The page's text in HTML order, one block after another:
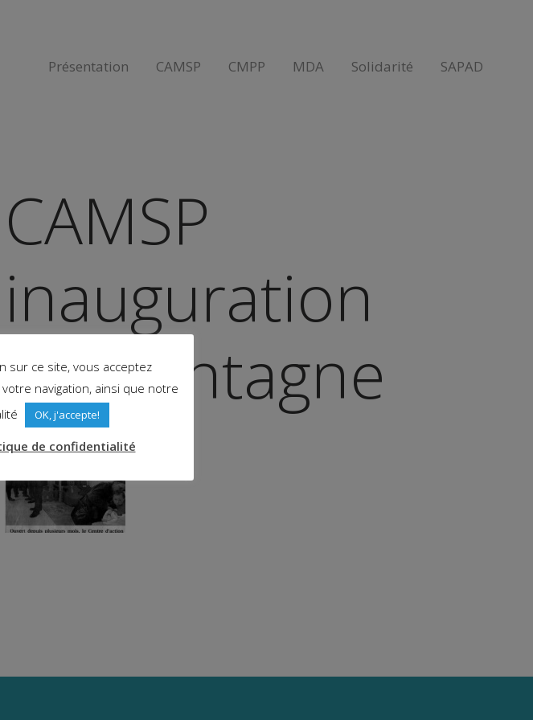
Présentation CAMSP CMPP MDA Solidarité SAPAD
CAMSP
inauguration
La Montagne
sur ce site, vous acceptez
navigation, ainsi que notre
OK, j'accepte!
de confidentialité